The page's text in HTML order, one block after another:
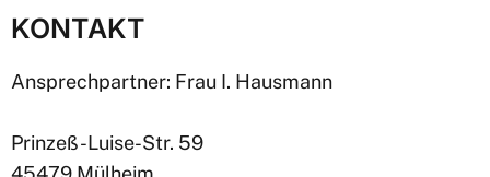
KONTAKT
Ansprechpartner: Frau I. Hausmann
Prinzeß-Luise-Str. 59